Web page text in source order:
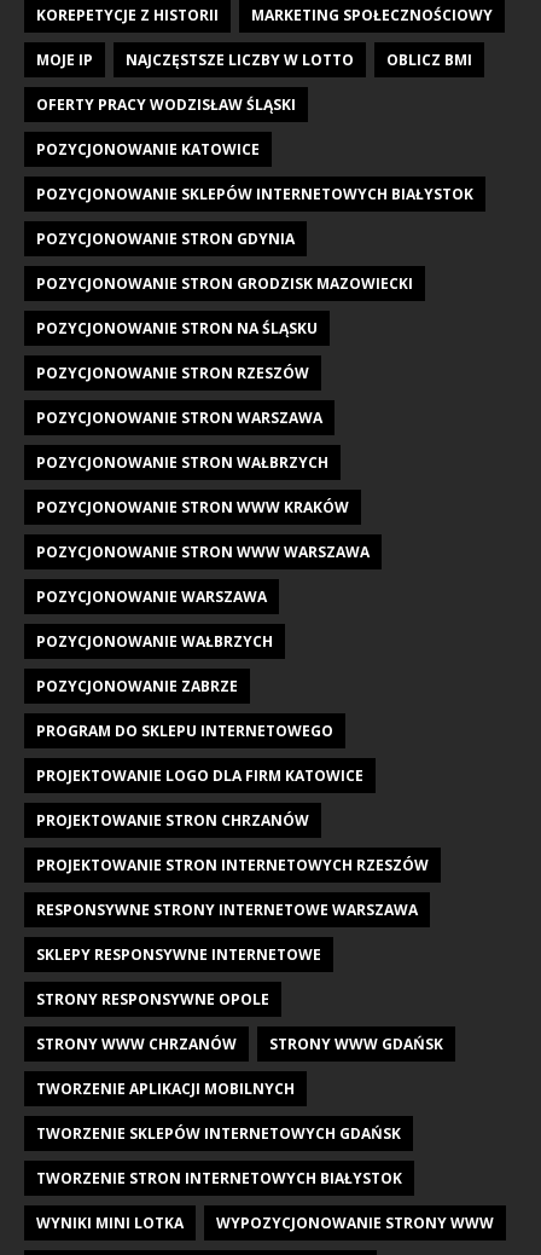
KOREPETYCJE Z HISTORII MARKETING SPOŁECZNOŚCIOWY
MOJE IP NAJCZĘSTSZE LICZBY W LOTTO OBLICZ BMI
OFERTY PRACY WODZISŁAW ŚLĄSKI
POZYCJONOWANIE KATOWICE
POZYCJONOWANIE SKLEPÓW INTERNETOWYCH BIAŁYSTOK
POZYCJONOWANIE STRON GDYNIA
POZYCJONOWANIE STRON GRODZISK MAZOWIECKI
POZYCJONOWANIE STRON NA ŚLĄSKU
POZYCJONOWANIE STRON RZESZÓW
POZYCJONOWANIE STRON WARSZAWA
POZYCJONOWANIE STRON WAŁBRZYCH
POZYCJONOWANIE STRON WWW KRAKÓW
POZYCJONOWANIE STRON WWW WARSZAWA
POZYCJONOWANIE WARSZAWA
POZYCJONOWANIE WAŁBRZYCH
POZYCJONOWANIE ZABRZE
PROGRAM DO SKLEPU INTERNETOWEGO
PROJEKTOWANIE LOGO DLA FIRM KATOWICE
PROJEKTOWANIE STRON CHRZANÓW
PROJEKTOWANIE STRON INTERNETOWYCH RZESZÓW
RESPONSYWNE STRONY INTERNETOWE WARSZAWA
SKLEPY RESPONSYWNE INTERNETOWE
STRONY RESPONSYWNE OPOLE
STRONY WWW CHRZANÓW STRONY WWW GDAŃSK
TWORZENIE APLIKACJI MOBILNYCH
TWORZENIE SKLEPÓW INTERNETOWYCH GDAŃSK
TWORZENIE STRON INTERNETOWYCH BIAŁYSTOK
WYNIKI MINI LOTKA WYPOZYCJONOWANIE STRONY WWW